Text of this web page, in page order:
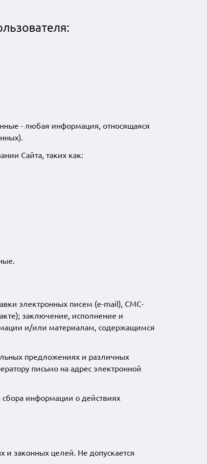
- любая информация, относящаяся
Сайта, таких как:
электронных писем (e-mail), СМС-
заключение, исполнение и
и/или материалам, содержащимся
предложениях и различных
письмо на адрес электронной
информации о действиях
и законных целей. Не допускается